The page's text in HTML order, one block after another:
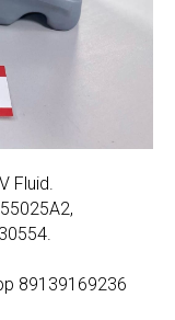
Fluid.
89139169236